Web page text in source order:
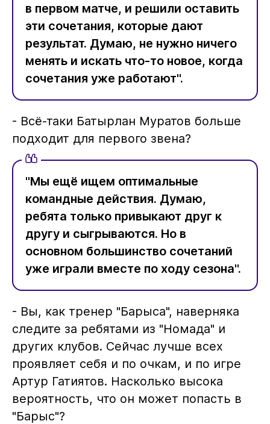
в первом матче, и решили оставить
эти сочетания, которые дают
результат. Думаю, не нужно ничего
менять и искать что-то новое, когда
сочетания уже работают".
- Всё-таки Батырлан Муратов больше
подходит для первого звена?
"Мы ещё ищем оптимальные
командные действия. Думаю,
ребята только привыкают друг к
другу и сыгрываются. Но в
основном большинство сочетаний
уже играли вместе по ходу сезона".
- Вы, как тренер "Барыса", наверняка
следите за ребятами из "Номада" и
других клубов. Сейчас лучше всех
проявляет себя и по очкам, и по игре
Артур Гатиятов. Насколько высока
вероятность, что он может попасть в
"Барыс"?